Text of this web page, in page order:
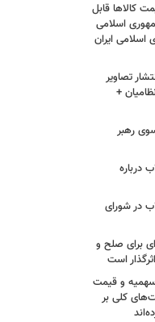
کالاها قابل
اسلامی
ایران
تصاویر
+
رهبر
درباره
در شورای
برای صلح و
است
سهمیه و قیمت
کلی بر